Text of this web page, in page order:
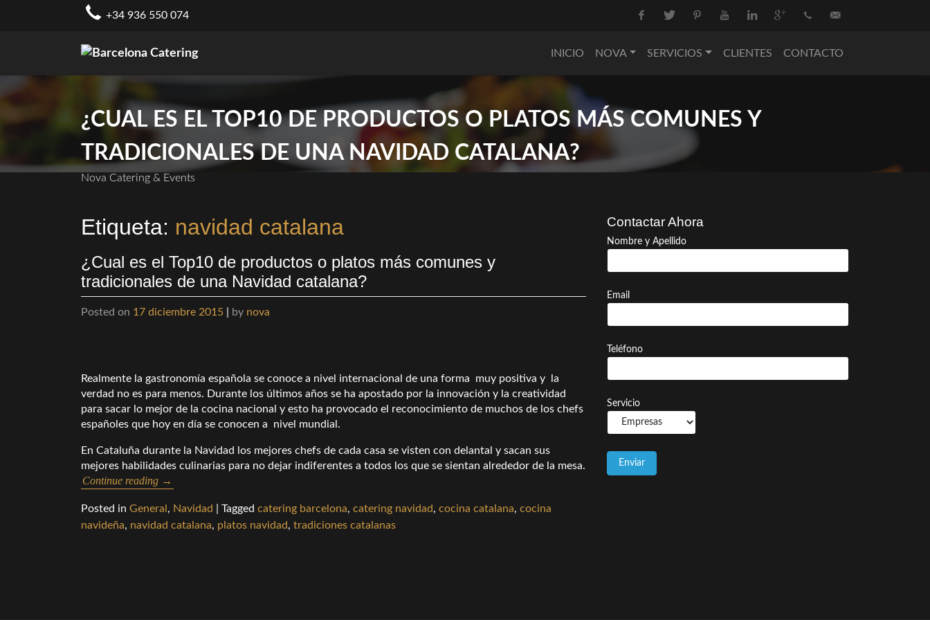
+34 936 550 074
INICIO NOVA SERVICIOS CLIENTES CONTACTO
¿CUAL ES EL TOP10 DE PRODUCTOS O PLATOS MÁS COMUNES Y
TRADICIONALES DE UNA NAVIDAD CATALANA?
Nova Catering & Events
Etiqueta: navidad catalana
¿Cual es el Top10 de productos o platos más comunes y
tradicionales de una Navidad catalana?
Posted on 17 diciembre 2015 by nova
Realmente la gastronomía española se conoce a nivel internacional de una forma muy positiva y la
verdad no es para menos. Durante los últimos años se ha apostado por la innovación y la creatividad
para sacar lo mejor de la cocina nacional y esto ha provocado el reconocimiento de muchos de los chefs
españoles que hoy en día se conocen a nivel mundial.
En Cataluña durante la Navidad los mejores chefs de cada casa se visten con delantal y sacan sus
mejores habilidades culinarias para no dejar indiferentes a todos los que se sientan alrededor de la mesa.
Continue reading →
Posted in General , Navidad Tagged catering barcelona, catering navidad, cocina catalana, cocina
navideña, navidad catalana, platos navidad, tradiciones catalanas
Contactar Ahora
Nombre y Apellido
Email
Teléfono
Servicio